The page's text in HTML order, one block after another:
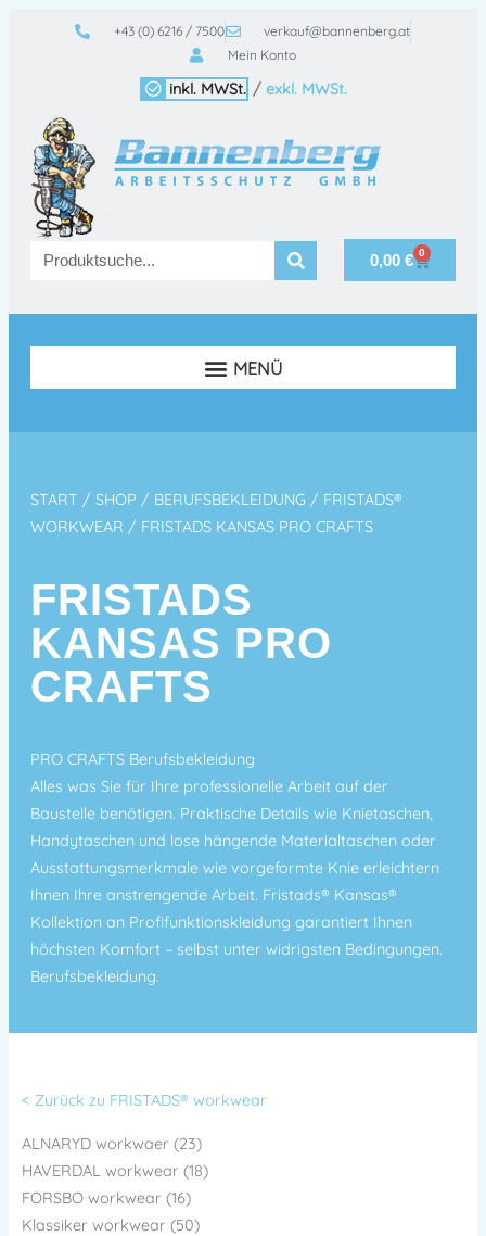
+43 (0) 6216 / 7500
verkauf@bannenberg.at
Mein Konto
inkl. MWSt. / exkl. MWSt.
0,00 € 0
START / SHOP / BERUFSBEKLEIDUNG / FRISTADS®
WORKWEAR / FRISTADS KANSAS PRO CRAFTS
FRISTADS
KANSAS PRO
CRAFTS
PRO CRAFTS Berufsbekleidung
Alles was Sie für Ihre professionelle Arbeit auf der
Baustelle benötigen. Praktische Details wie Knietaschen,
Handytaschen und lose hängende Materialtaschen oder
Ausstattungsmerkmale wie vorgeformte Knie erleichtern
Ihnen Ihre anstrengende Arbeit. Fristads® Kansas®
Kollektion an Profifunktionskleidung garantiert Ihnen
höchsten Komfort – selbst unter widrigsten Bedingungen.
Berufsbekleidung.
< Zurück zu FRISTADS® workwear
ALNARYD workwaer (23)
HAVERDAL workwear (18)
FORSBO workwear (16)
Klassiker workwear (50)